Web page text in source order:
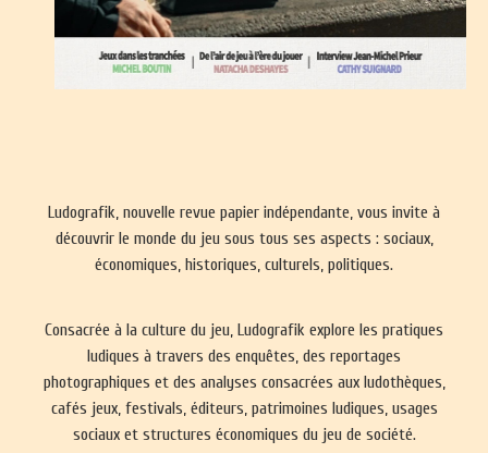
Ludografik, nouvelle revue papier indépendante, vous invite à
découvrir le monde du jeu sous tous ses aspects : sociaux,
économiques, historiques, culturels, politiques.
Consacrée à la culture du jeu, Ludografik explore les pratiques
ludiques à travers des enquêtes, des reportages
photographiques et des analyses consacrées aux ludothèques,
cafés jeux, festivals, éditeurs, patrimoines ludiques, usages
sociaux et structures économiques du jeu de société.